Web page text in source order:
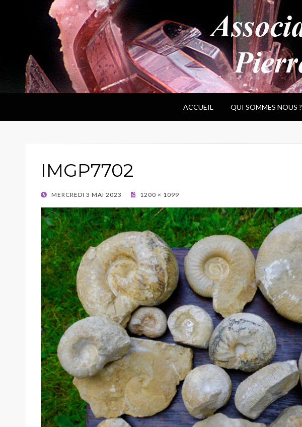
ANPF
Association Nantaise Pierres et Fossiles
ACCUEIL QUI SOMMES NOUS ?
IMGP7702
POSTED
MERCREDI 3 MAI 2023 1200 × 1099